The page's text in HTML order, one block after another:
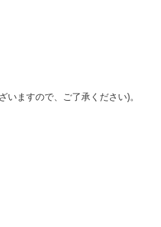
ますので、ご了承ください)。